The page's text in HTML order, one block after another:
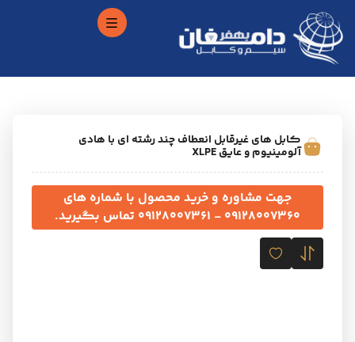
کابل های غیرقابل انعطاف چند رشته ای با هادی
آلومینیوم و عایق XLPE
جهت مشاوره و خرید محصول با شماره های
09۱28007360 - 09128007361 تماس بگیرید.